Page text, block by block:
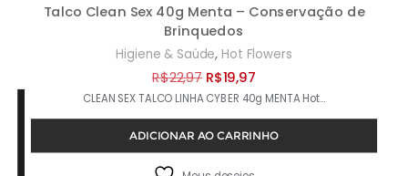
Talco Clean Sex 40g Menta – Conservação de
Brinquedos
Higiene & Saúde, Hot Flowers
R$22,97 O
preço
original
era:
R$19,97O
preço
atual
é:
CLEAN SEX TALCO LINHA CYBER 40g MENTA Hot…
ADICIONAR AO CARRINHO